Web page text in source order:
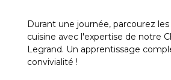
Durant une journée, parcourez les
cuisine avec l'expertise de notre
Legrand. Un apprentissage
convivialité !